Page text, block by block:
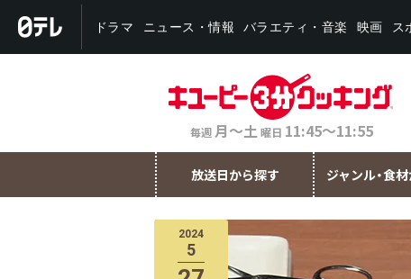
ドラマ ニュース・情報 バラエティ・音楽 映画 ス
毎週月～土 曜日 11:45～11:55
放送日から探す ジャンル・食
2024
5